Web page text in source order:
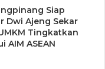
Siap
Dwi Ajeng Sekar
Tingkatkan
AIM ASEAN